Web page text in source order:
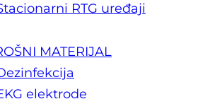
RTG uređaji
MATERIJAL
elektrode